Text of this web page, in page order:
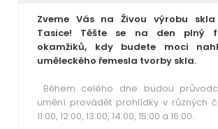
Zveme Vás na Živou výrobu
Tasice! Těšte se na den plný
okamžiků, kdy budete moci
uměleckého řemesla tvorby skla.
Během celého dne budou
umění provádět prohlídky v různých
11:00, 12:00, 13:00, 14:00, 15:00 a 16:00.